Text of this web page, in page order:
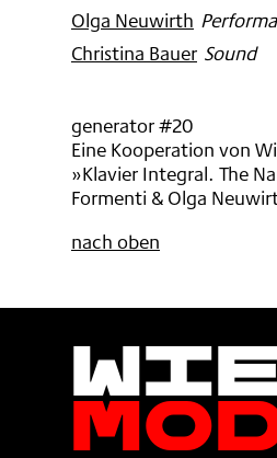
Olga Neuwirth:
Christina Bauer
: Sound
generator #20
Eine Kooperation von
»Klavier Integral. The
Formenti & Olga
nach oben